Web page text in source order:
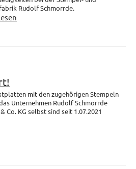
Rudolf Schmorrde.
mit den zugehörigen Stempeln
Unternehmen Rudolf Schmorrde
Co. KG selbst sind seit 1.07.2021